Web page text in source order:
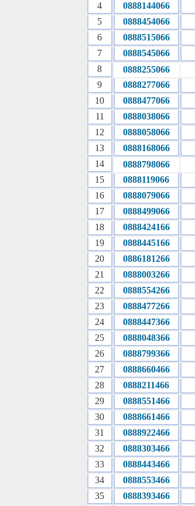
4
0888144066
5
0888454066
6
0888515066
7
0888545066
8
0888255066
9
0888277066
10
0888477066
11
0888038066
12
0888058066
13
0888168066
14
0888798066
15
0888119066
16
0888079066
17
0888499066
18
0888424166
19
0888445166
20
0886181266
21
0888003266
22
0888554266
23
0888477266
24
0888447366
25
0888048366
26
0888799366
27
0888660466
28
0888211466
29
0888551466
30
0888661466
31
0888922466
32
0888303466
33
0888443466
34
0888553466
35
0888393466